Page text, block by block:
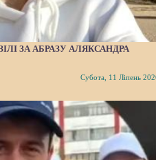
ЗА АБРАЗУ АЛЯКСАНДРА
Субота, 11 Ліпень